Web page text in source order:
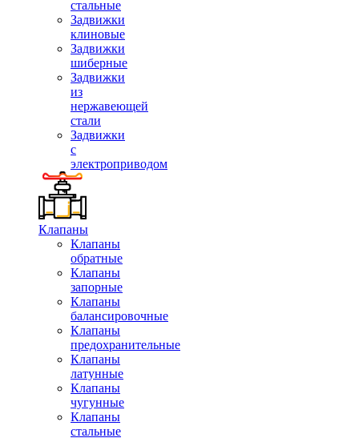
стальные
Задвижки
клиновые
Задвижки
шиберные
Задвижки
из
нержавеющей
стали
Задвижки
с
электроприводом
Клапаны
Клапаны
обратные
Клапаны
запорные
Клапаны
балансировочные
Клапаны
предохранительные
Клапаны
латунные
Клапаны
чугунные
Клапаны
стальные